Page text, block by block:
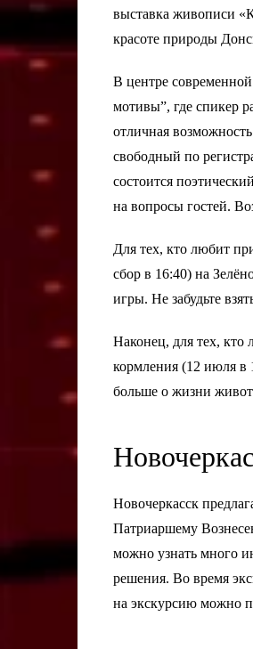
выставка живописи
красоте природы
В центре
мотивы”, где спикер
отличная
свободный по
состоится
на вопросы гостей.
Для тех, кто любит
сбор в 16:40) на
игры. Не забудьте
Наконец, для тех, кто
кормления (12 июля в
больше о жизни
Новочеркасск
Патриаршему
можно узнать много
решения. Во время
на экскурсию можно